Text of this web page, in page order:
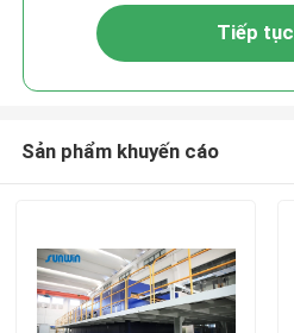
Tiếp tục
Sản phẩm khuyến cáo